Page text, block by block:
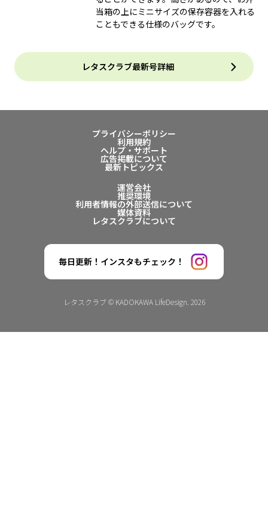
当箱の上にミニサイズの保存容器を入れる
こともできる仕様のバッグです。
レタスクラブ最新号詳細
プライバシーポリシー
利用規約
ヘルプ・サポート
広告掲載について
最新トピックス
運営会社
推奨環境
利用者情報の外部送信について
媒体資料
レタスクラブについて
毎日更新！インスタもチェック！
レタスクラブ © KADOKAWA LifeDesign. 2026